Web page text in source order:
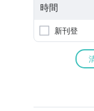
時間
新刊登